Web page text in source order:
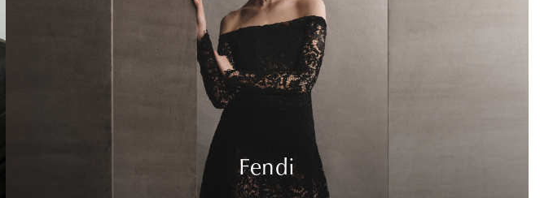
Fendi